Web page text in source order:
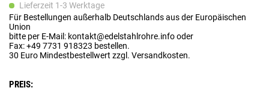
Lieferzeit 1-3 Werktage
Für Bestellungen außerhalb Deutschlands aus der Europäischen
Union
bitte per E-Mail: kontakt@edelstahlrohre.info oder
Fax: +49 7731 918323 bestellen.
30 Euro Mindestbestellwert zzgl. Versandkosten.
PREIS: